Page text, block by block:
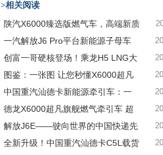
>相关阅读
陕汽X6000臻选版燃气车，高端新质
一汽解放J6 Pro平台新能源子母车
创富一哥硬核登场！乘龙H5 LNG大
图鉴：一张图 让您秒懂X6000超凡
中国重汽汕德卡新能源牵引车：一
德龙X6000超凡旗舰燃气牵引车 超
解放J6E——驶向世界的中国快递先
全新升级！中国重汽汕德卡C5L载货